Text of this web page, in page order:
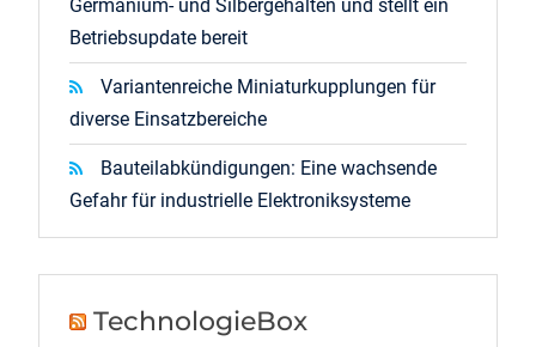
Germanium- und Silbergehalten und stellt ein
Betriebsupdate bereit
Variantenreiche Miniaturkupplungen für
diverse Einsatzbereiche
Bauteilabkündigungen: Eine wachsende
Gefahr für industrielle Elektroniksysteme
TechnologieBox